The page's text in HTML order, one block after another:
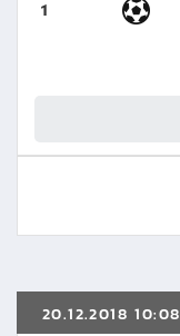
1
20.12.2018 10:08